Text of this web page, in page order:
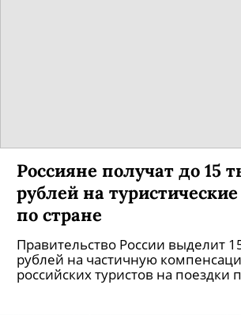
Россияне получат до 15
рублей на
по стране
Правительство России выделит
рублей на частичную
российских туристов на поездки